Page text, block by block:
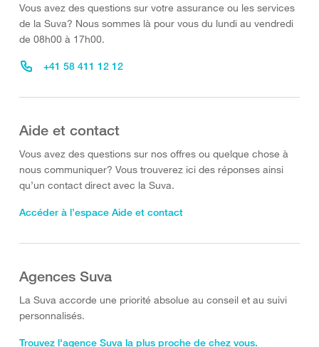
Vous avez des questions sur votre assurance ou les services
de la Suva? Nous sommes là pour vous du lundi au vendredi
de 08h00 à 17h00.
+41 58 411 12 12
Aide et contact
Vous avez des questions sur nos offres ou quelque chose à
nous communiquer? Vous trouverez ici des réponses ainsi
qu’un contact direct avec la Suva.
Accéder à l’espace Aide et contact
Agences Suva
La Suva accorde une priorité absolue au conseil et au suivi
personnalisés.
Trouvez l'agence Suva la plus proche de chez vous.